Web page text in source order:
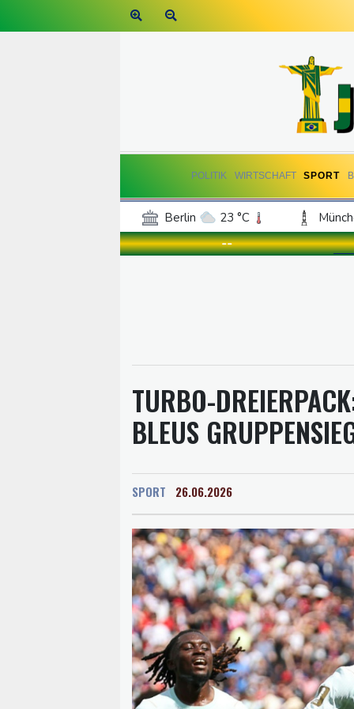
POLITIK WIRTSCHAFT SPORT
Berlin 23 °C
Frankfurt am Main
24 °C
--
TURBO-
BLEUS
SPORT 26.06.2026